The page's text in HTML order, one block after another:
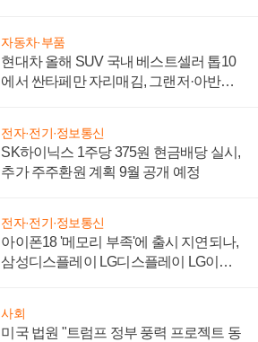
자동차·부품
현대차 올해 SUV 국내 베스트셀러 톱10
에서 싼타페만 자리매김, 그랜저·아반떼
전자·전기·정보통신
SK하이닉스 1주당 375원 현금배당 실시,
추가 주주환원 계획 9월 공개 예정
전자·전기·정보통신
아이폰18 '메모리 부족'에 출시 지연되나,
삼성디스플레이 LG디스플레이 LG이노
사회
미국 법원 "트럼프 정부 풍력 프로젝트 동